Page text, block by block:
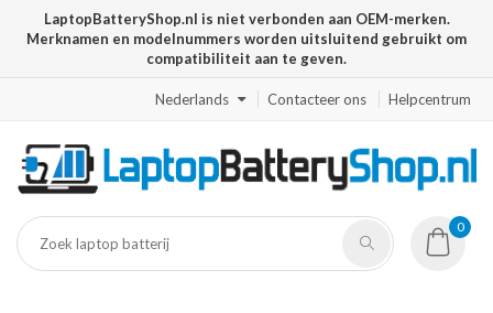
LaptopBatteryShop.nl is niet verbonden aan OEM-merken.
Merknamen en modelnummers worden uitsluitend gebruikt om
compatibiliteit aan te geven.
Nederlands Contacteer ons Helpcentrum
0